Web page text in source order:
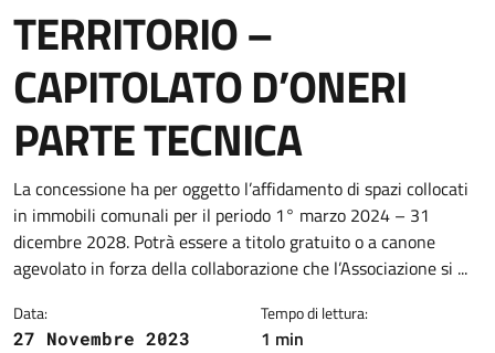
TERRITORIO –
CAPITOLATO D’ONERI
PARTE TECNICA
Dettagli della notizia
La concessione ha per oggetto l’affidamento di spazi collocati
in immobili comunali per il periodo 1° marzo 2024 – 31
dicembre 2028. Potrà essere a titolo gratuito o a canone
agevolato in forza della collaborazione che l’Associazione si ...
Data:
27 Novembre 2023
Tempo di lettura:
1 min